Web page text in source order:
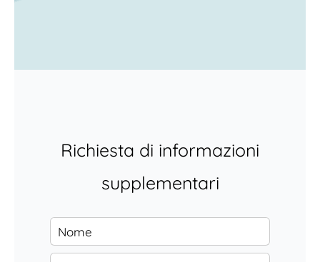
Richiesta di informazioni
supplementari